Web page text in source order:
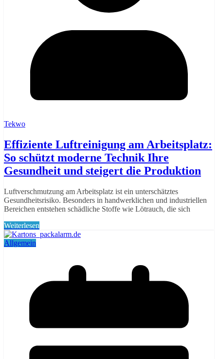
Tekwo
Effiziente Luftreinigung am Arbeitsplatz:
So schützt moderne Technik Ihre
Gesundheit und steigert die Produktion
Luftverschmutzung am Arbeitsplatz ist ein unterschätztes
Gesundheitsrisiko. Besonders in handwerklichen und industriellen
Bereichen entstehen schädliche Stoffe wie Lötrauch, die sich
Weiterlesen
Allgemein